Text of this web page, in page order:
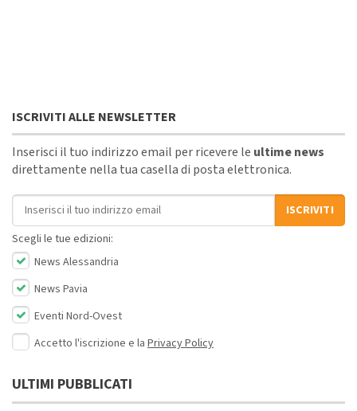
ISCRIVITI ALLE NEWSLETTER
Inserisci il tuo indirizzo email per ricevere le ultime news
direttamente nella tua casella di posta elettronica.
Indirizzo email
ISCRIVITI
Scegli le tue edizioni:
News Alessandria
News Pavia
Eventi Nord-Ovest
Accetto l'iscrizione e la Privacy Policy
ULTIMI PUBBLICATI